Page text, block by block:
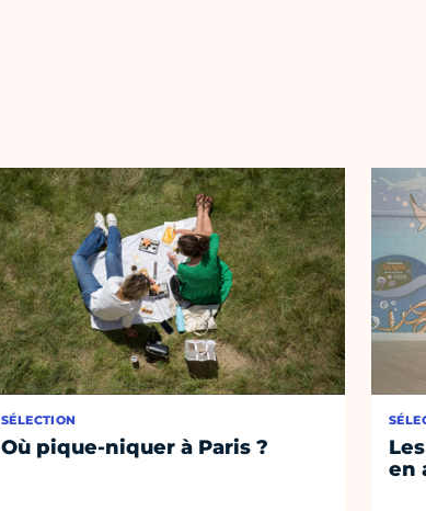
SÉLECTION
Où pique-niquer à Paris ?
en